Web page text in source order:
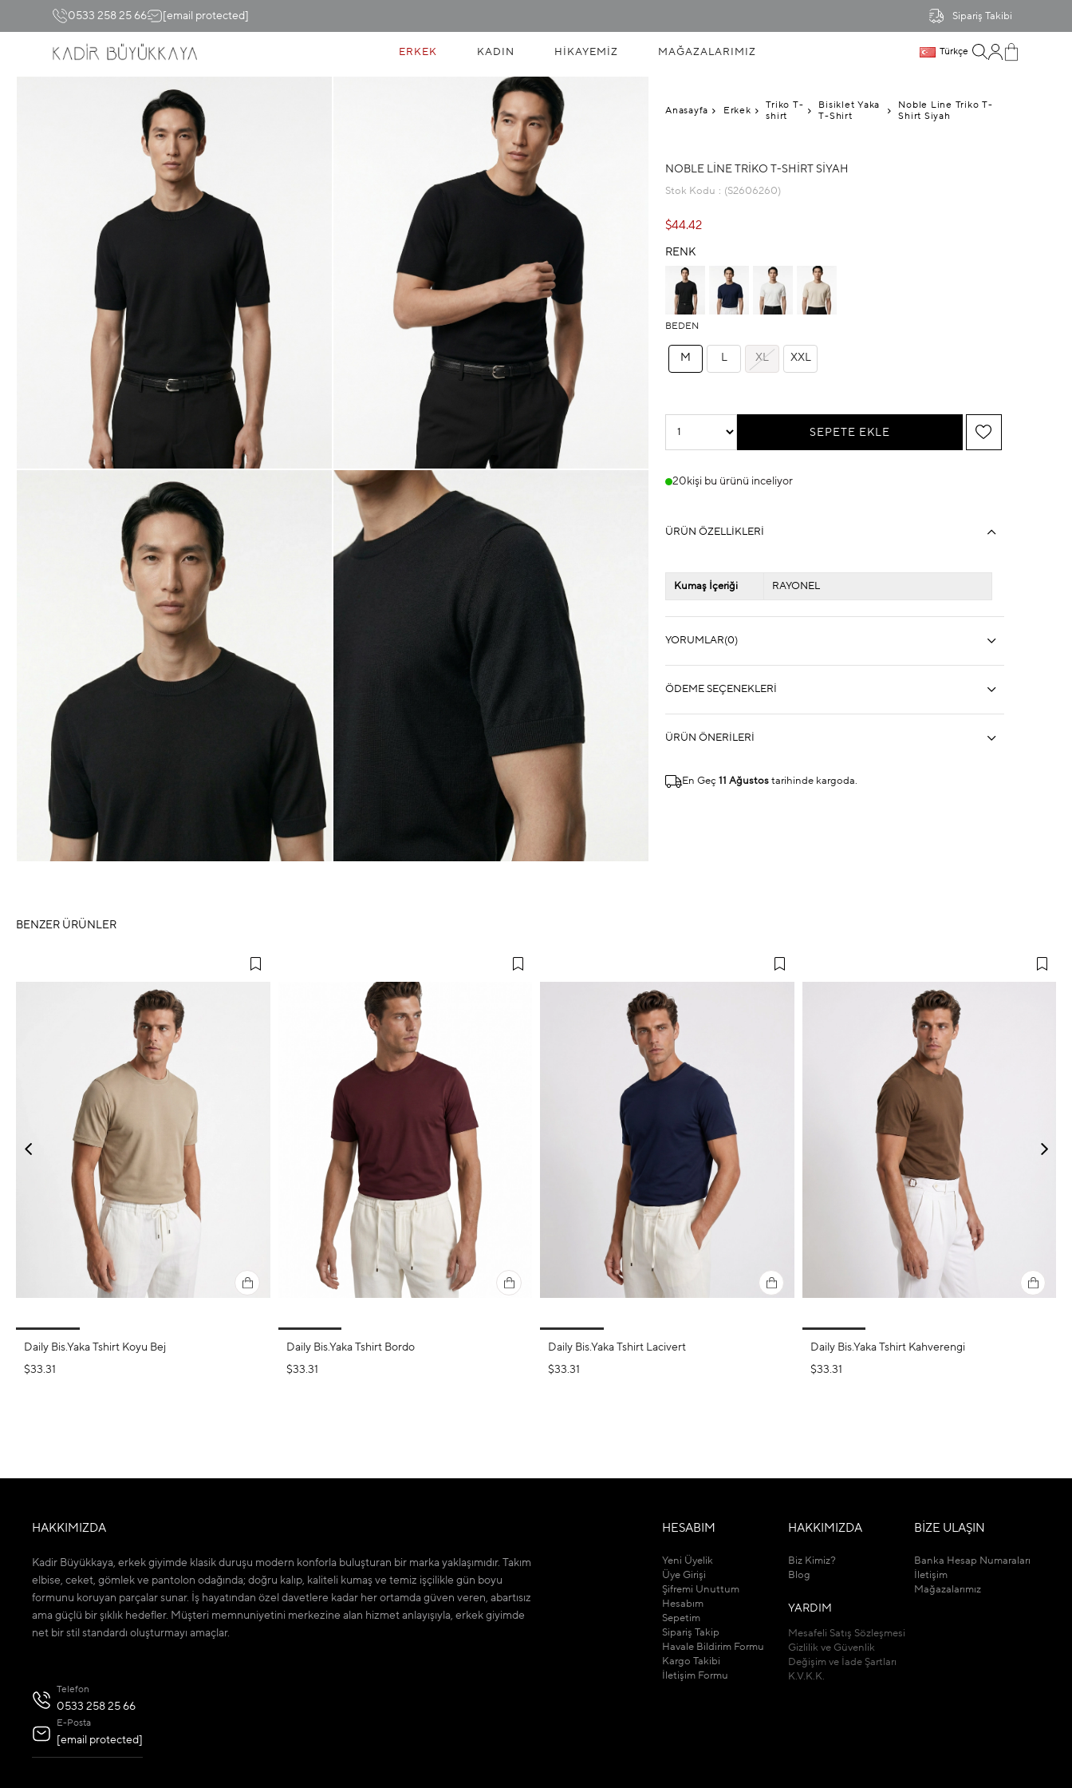
0533 258 25 66 [email protected] Sipariş Takibi
ERKEK KADIN HIKAYEMIZ MAĞAZALARIMIZ Türkçe
Anasayfa Erkek
Triko T-
shirt
Bisiklet Yaka
T-Shirt
Noble Line Triko T-
Shirt Siyah
NOBLE LINE TRIKO T-SHIRT SIYAH
Stok Kodu (S2606260)
$44.42
RENK
BEDEN
M L XL XXL
20 kişi bu ürünü inceliyor
ÜRÜN ÖZELLIKLERI
Kumaş İçeriği RAYONEL
YORUMLAR(0)
ÖDEME SEÇENEKLERI
ÜRÜN ÖNERILERI
En Geç11 Ağustos tarihinde kargoda.
BENZER ÜRÜNLER
Daily Bis.Yaka Tshirt Koyu Bej
$33.31
Daily Bis.Yaka Tshirt Bordo
$33.31
Daily Bis.Yaka Tshirt Lacivert
$33.31
Daily Bis.Yaka Tshirt Kahverengi
$33.31
HAKKIMIZDA
Kadir Büyükkaya, erkek giyimde klasik duruşu modern konforla buluşturan bir marka yaklaşımıdır. Takım
elbise, ceket, gömlek ve pantolon odağında; doğru kalıp, kaliteli kumaş ve temiz işçilikle gün boyu
formunu koruyan parçalar sunar. İş hayatından özel davetlere kadar her ortamda güven veren, abartısız
ama güçlü bir şıklık hedefler. Müşteri memnuniyetini merkezine alan hizmet anlayışıyla, erkek giyimde
net bir stil standardı oluşturmayı amaçlar.
Telefon
0533 258 25 66
E-Posta
[email protected]
HESABIM
Yeni Üyelik
Üye Girişi
Şifremi Unuttum
Hesabım
Sepetim
Sipariş Takip
Havale Bildirim Formu
Kargo Takibi
İletişim Formu
HAKKIMIZDA
Biz Kimiz?
Blog
YARDIM
Mesafeli Satış Sözleşmesi
Gizlilik ve Güvenlik
Değişim ve İade Şartları
K.V.K.K.
BİZE ULAŞIN
Banka Hesap Numaraları
İletişim
Mağazalarımız